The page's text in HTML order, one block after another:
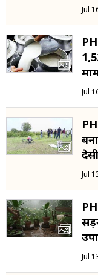
Jul
Jul
Jul
Jul